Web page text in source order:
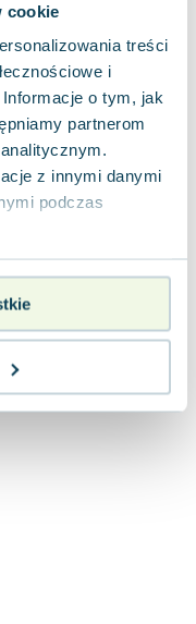
cookie
treści
i
o tym, jak
partnerom
z innymi danymi
podczas
Książka
p...
Do koszyka